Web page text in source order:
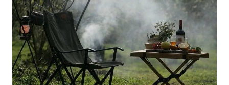
OČEKÁVAT
A
JAK
SE
PŘIPRAVIT?